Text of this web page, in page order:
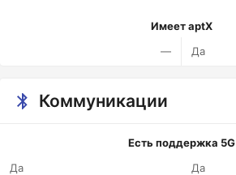
Имеет aptX
—
Да
Коммуникации
Есть поддержка 5G
Да
Да